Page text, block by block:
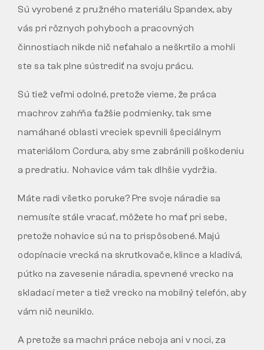
Sú vyrobené z pružného materiálu Spandex, aby
vás pri rôznych pohyboch a pracovných
činnostiach nikde nič neťahalo a neškrtilo a mohli
ste sa tak plne sústrediť na svoju prácu.
Sú tiež veľmi odolné, pretože vieme, že práca
machrov zahŕňa ťažšie podmienky, tak sme
namáhané oblasti vreciek spevnili špeciálnym
materiálom Cordura, aby sme zabránili poškodeniu
a predratiu. Nohavice vám tak dlhšie vydržia.
Máte radi všetko poruke? Pre svoje náradie sa
nemusíte stále vracať, môžete ho mať pri sebe,
pretože nohavice sú na to prispôsobené. Majú
odopínacie vrecká na skrutkovače, klince a kladivá,
pútko na zavesenie náradia, spevnené vrecko na
skladací meter a tiež vrecko na mobilný telefón, aby
vám nič neuniklo.
A pretože sa machri práce neboja ani v noci, za